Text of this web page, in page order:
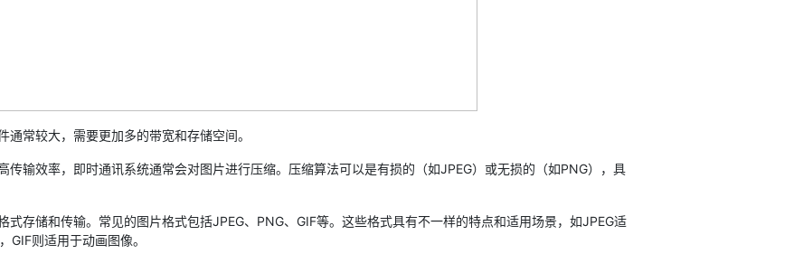
常较大，需要更加多的带宽和存储空间。
输效率，即时通讯系统通常会对图片进行压缩。压缩算法可以是有损的（如JPEG）或无损的（如PNG），具
存储和传输。常见的图片格式包括JPEG、PNG、GIF等。这些格式具有不一样的特点和适用场景，如JPEG适
GIF则适用于动画图像。